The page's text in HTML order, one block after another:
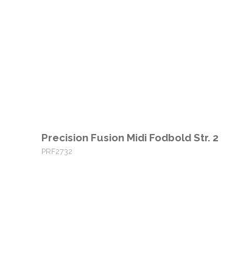
Precision Fusion Midi Fodbold Str. 2
PRF2732